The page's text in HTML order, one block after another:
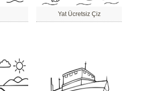
Yat Ücretsiz Çiz